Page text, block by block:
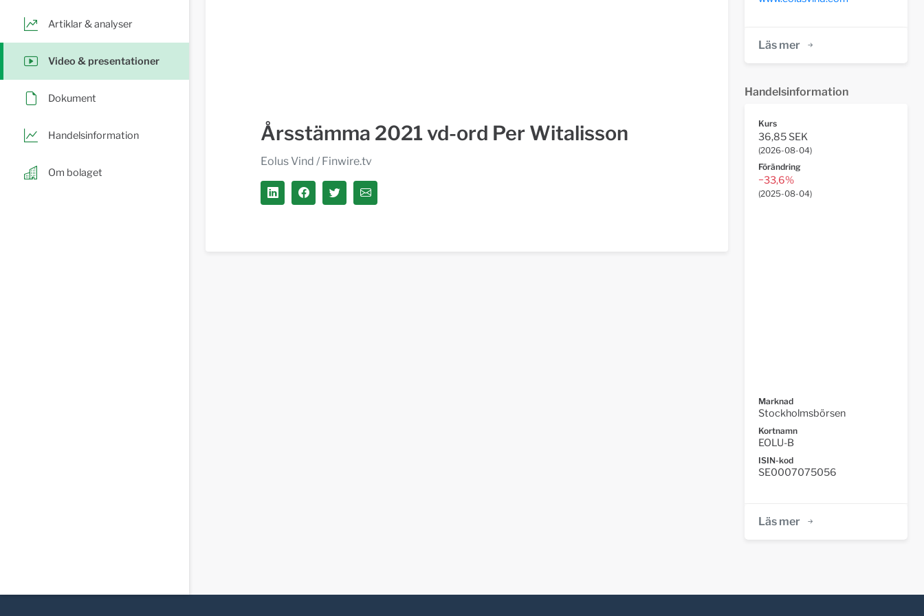
Artiklar & analyser
Video & presentationer
Dokument
Handelsinformation
Om bolaget
Årsstämma 2021 vd-ord Per Witalisson
Eolus Vind / Finwire.tv
Läs mer
Handelsinformation
Kurs
36,85 SEK
(2026-08-04)
Förändring
−33,6%
(2025-08-04)
Marknad
Stockholmsbörsen
Kortnamn
EOLU-B
ISIN-kod
SE0007075056
Läs mer